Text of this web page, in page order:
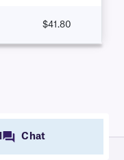
$41.80
Chat